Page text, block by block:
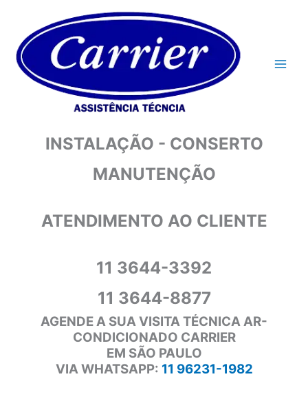
conteúdo
INSTALAÇÃO - CONSERTO
MANUTENÇÃO
ATENDIMENTO AO CLIENTE
11 3644-3392
11 3644-8877
AGENDE A SUA VISITA TÉCNICA AR-
CONDICIONADO CARRIER
EM SÃO PAULO
VIA WHATSAPP: 11 96231-1982